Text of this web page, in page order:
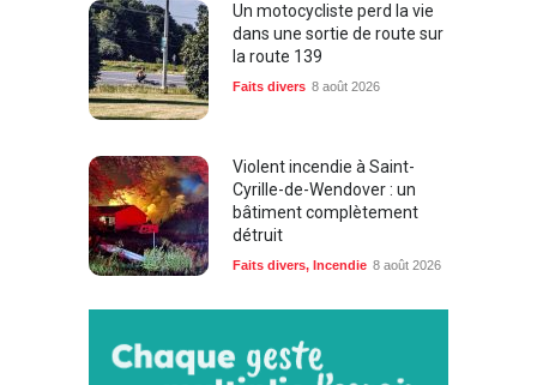
Un motocycliste perd la vie
dans une sortie de route sur
la route 139
Faits divers 8 août 2026
Violent incendie à Saint-
Cyrille-de-Wendover : un
bâtiment complètement
détruit
Faits divers, Incendie 8 août 2026